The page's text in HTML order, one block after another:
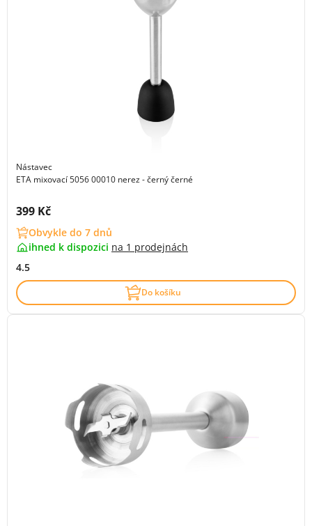
Nástavec
ETA mixovací 5056 00010 nerez - černý černé
Cena s DPH:
399 Kč
Obvykle do 7 dnů
ihned k dispozici na 1 prodejnách
4.5
Do košíku